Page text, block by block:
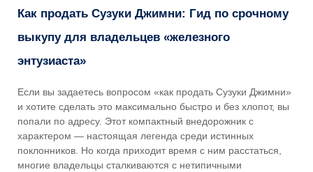
Как продать Сузуки Джимни: Гид по срочному
выкупу для владельцев «железного
энтузиаста»
Если вы задаетесь вопросом «как продать Сузуки Джимни»
и хотите сделать это максимально быстро и без хлопот, вы
попали по адресу. Этот компактный внедорожник с
характером — настоящая легенда среди истинных
поклонников. Но когда приходит время с ним расстаться,
многие владельцы сталкиваются с нетипичными